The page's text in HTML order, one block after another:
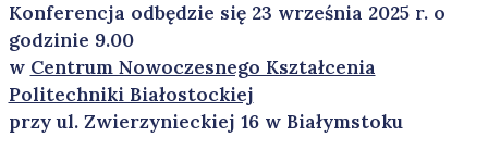
Konferencja odbędzie się 23 września 2025 r. o
godzinie 9.00
w Centrum Nowoczesnego Kształcenia
Politechniki Białostockiej
przy ul. Zwierzynieckiej 16 w Białymstoku